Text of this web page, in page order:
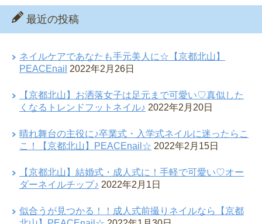
最近の投稿
ネイルケアであなたも手元美人に☆【京都北山】
PEACEnail 2022年2月26日
【京都北山】お洒落女子は足元まで可愛い♡真似した
くなるトレンドフットネイル♪ 2022年2月20日
晴れ舞台の主役に♪卒業式・入学式ネイルに迷ったらこ
こ！【京都北山】PEACEnail☆ 2022年2月15日
【京都北山】結婚式・成人式に！手軽で可愛い♡オー
ダーネイルチップ♪ 2022年2月1日
似合うが見つかる！！成人式前撮りネイルなら【京都